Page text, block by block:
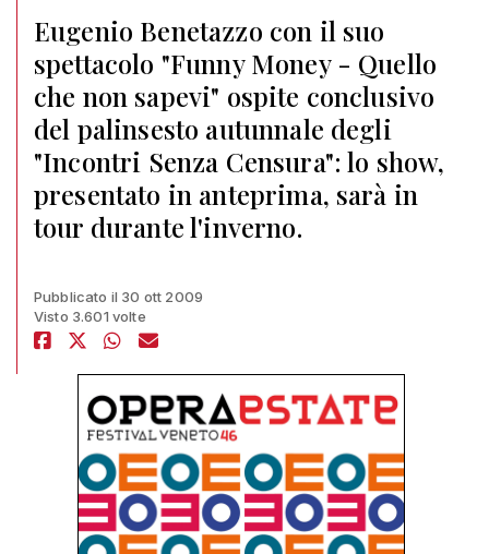
Eugenio Benetazzo con il suo
spettacolo "Funny Money - Quello
che non sapevi" ospite conclusivo
del palinsesto autunnale degli
"Incontri Senza Censura": lo show,
presentato in anteprima, sarà in
tour durante l'inverno.
Pubblicato il 30 ott 2009
Visto 3.601 volte